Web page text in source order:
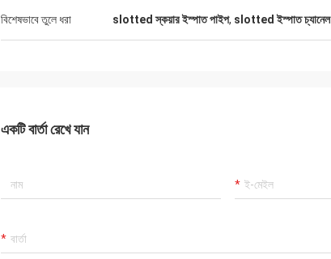
বিশেষভাবে তুলে ধরা slotted স্কয়ার ইস্পাত পাইপ, slotted ইস্পাত চ্যানেল
একটি বার্তা রেখে যান